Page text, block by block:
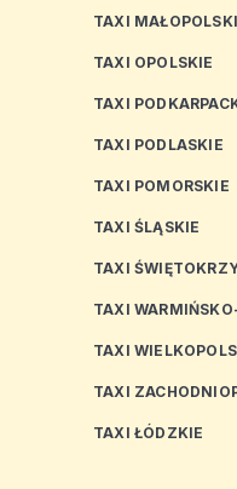
TAXI
TAXI OPOLSKIE
TAXI
TAXI PODLASKIE
TAXI POMORSKIE
TAXI ŚLĄSKIE
TAXI
TAXI
TAXI
TAXI
TAXI ŁÓDZKIE